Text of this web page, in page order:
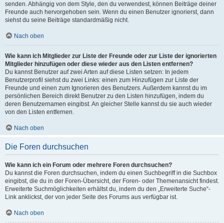
senden. Abhängig von dem Style, den du verwendest, können Beiträge deiner
Freunde auch hervorgehoben sein. Wenn du einen Benutzer ignorierst, dann
siehst du seine Beiträge standardmäßig nicht.
Nach oben
Wie kann ich Mitglieder zur Liste der Freunde oder zur Liste der ignorierten
Mitglieder hinzufügen oder diese wieder aus den Listen entfernen?
Du kannst Benutzer auf zwei Arten auf diese Listen setzen: In jedem
Benutzerprofil siehst du zwei Links: einen zum Hinzufügen zur Liste der
Freunde und einen zum Ignorieren des Benutzers. Außerdem kannst du im
persönlichen Bereich direkt Benutzer zu den Listen hinzufügen, indem du
deren Benutzernamen eingibst. An gleicher Stelle kannst du sie auch wieder
von den Listen entfernen.
Nach oben
Die Foren durchsuchen
Wie kann ich ein Forum oder mehrere Foren durchsuchen?
Du kannst die Foren durchsuchen, indem du einen Suchbegriff in die Suchbox
eingibst, die du in der Foren-Übersicht, der Foren- oder Themenansicht findest.
Erweiterte Suchmöglichkeiten erhältst du, indem du den „Erweiterte Suche“-
Link anklickst, der von jeder Seite des Forums aus verfügbar ist.
Nach oben